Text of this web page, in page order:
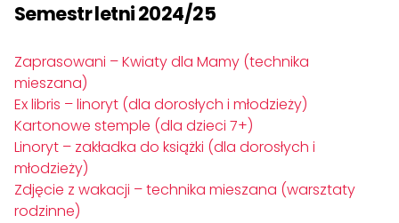
Semestr letni 2024/25
Zaprasowani – Kwiaty dla Mamy (technika
mieszana)
Ex libris – linoryt (dla dorosłych i młodzieży)
Kartonowe stemple (dla dzieci 7+)
Linoryt – zakładka do książki (dla dorosłych i
młodzieży)
Zdjęcie z wakacji – technika mieszana (warsztaty
rodzinne)